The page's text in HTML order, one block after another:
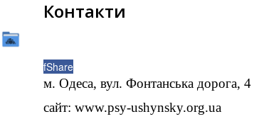
Контакти
fShare
м. Одеса, вул. Фонтанська дорога,
сайт: www.psy-ushynsky.org.ua